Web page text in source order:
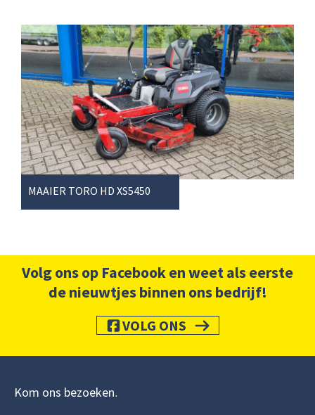
MAAIER TORO HD XS5450
Volg ons op Facebook en weet als eerste
de nieuwtjes binnen ons bedrijf!
VOLG ONS
Kom ons bezoeken